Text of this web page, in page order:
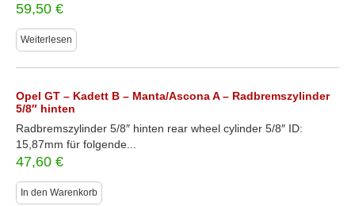
59,50 €
Weiterlesen
Opel GT – Kadett B – Manta/Ascona A – Radbremszylinder
5/8″ hinten
Radbremszylinder 5/8″ hinten rear wheel cylinder 5/8″ ID:
15,87mm für folgende...
47,60 €
In den Warenkorb